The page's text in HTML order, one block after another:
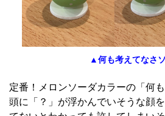
▲何も考えてなさ
定番！メロンソーダカラーの「何
頭に「？」が浮かんでいそうな顔